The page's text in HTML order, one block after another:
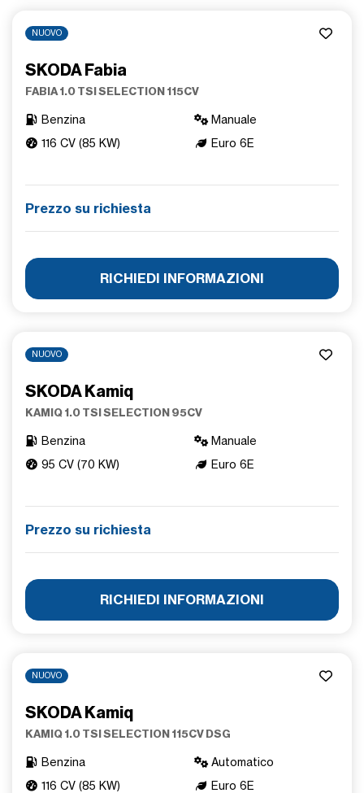
NUOVO
SKODA Fabia
FABIA 1.0 TSI SELECTION 115CV
Benzina
Manuale
116 CV (85 KW)
Euro 6E
Prezzo su richiesta
RICHIEDI INFORMAZIONI
NUOVO
SKODA Kamiq
KAMIQ 1.0 TSI SELECTION 95CV
Benzina
Manuale
95 CV (70 KW)
Euro 6E
Prezzo su richiesta
RICHIEDI INFORMAZIONI
NUOVO
SKODA Kamiq
KAMIQ 1.0 TSI SELECTION 115CV DSG
Benzina
Automatico
116 CV (85 KW)
Euro 6E